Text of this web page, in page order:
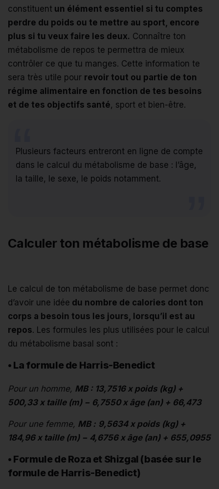
constituent un élément essentiel si tu comptes
perdre du poids ou te mettre au sport, encore
plus si tu veux faire les deux. Connaître ton
métabolisme de repos te permettra de mieux
contrôler ce que tu manges. Cette information te
sera très utile pour revoir tout ou partie de ton
régime alimentaire en fonction de tes besoins
et de tes objectifs santé, sport et bien-être.
Plusieurs facteurs entreront en ligne de compte
dans le calcul du métabolisme de base : l’âge,
la taille, le sexe, le poids notamment.
Calculer ton métabolisme de base
Le calcul de ton métabolisme de base permet donc
d’avoir une idée du nombre de calories dont ton
corps a besoin tous les jours, lorsqu’il est au
repos. Les formules les plus utilisées pour le calcul
du métabolisme basal sont :
• La formule de Harris-Benedict
Pour un homme, MB : 13,7516 x poids (kg) +
500,33 x taille (m) − 6,7550 x âge (an) + 66,473
Pour une femme, MB : 9,5634 x poids (kg) +
184,96 x taille (m) − 4,6756 x âge (an) + 655,0955
• Formule de Roza et Shizgal (basée sur le
formule de Harris-Benedict)